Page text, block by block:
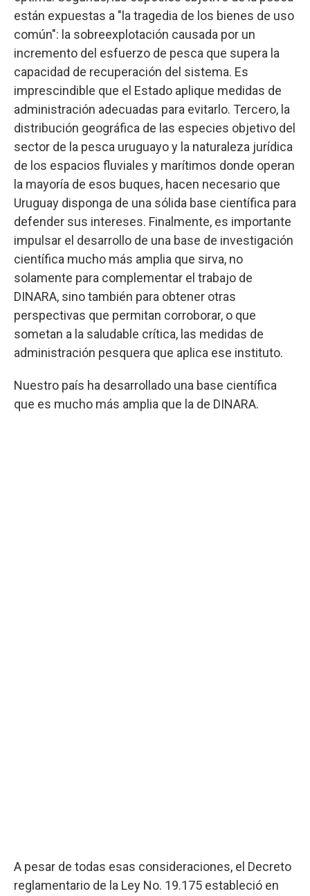
están expuestas a "la tragedia de los bienes de uso
común": la sobreexplotación causada por un
incremento del esfuerzo de pesca que supera la
capacidad de recuperación del sistema. Es
imprescindible que el Estado aplique medidas de
administración adecuadas para evitarlo. Tercero, la
distribución geográfica de las especies objetivo del
sector de la pesca uruguayo y la naturaleza jurídica
de los espacios fluviales y marítimos donde operan
la mayoría de esos buques, hacen necesario que
Uruguay disponga de una sólida base científica para
defender sus intereses. Finalmente, es importante
impulsar el desarrollo de una base de investigación
científica mucho más amplia que sirva, no
solamente para complementar el trabajo de
DINARA, sino también para obtener otras
perspectivas que permitan corroborar, o que
sometan a la saludable crítica, las medidas de
administración pesquera que aplica ese instituto.
Nuestro país ha desarrollado una base científica
que es mucho más amplia que la de DINARA.
A pesar de todas esas consideraciones, el Decreto
reglamentario de la Ley No. 19.175 estableció en